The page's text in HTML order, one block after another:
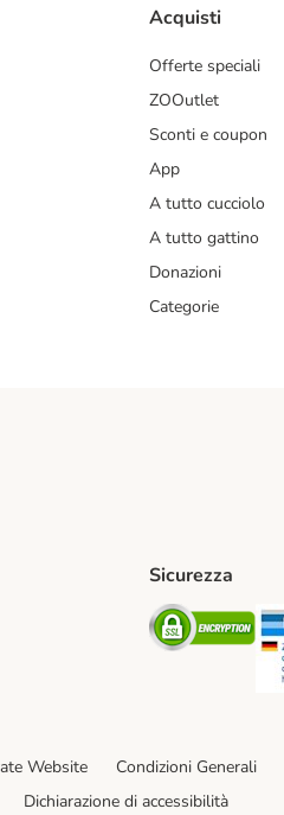
Acquisti
Offerte speciali
ZOOutlet
Sconti e coupon
App
A tutto cucciolo
A tutto gattino
Donazioni
Categorie
Sicurezza
Website Condizioni Generali
Dichiarazione di accessibilità